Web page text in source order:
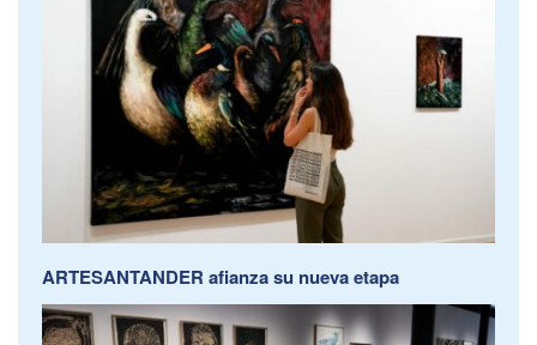
ARTESANTANDER afianza su nueva etapa